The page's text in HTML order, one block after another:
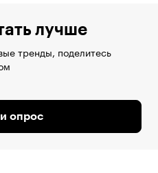
лучше
тренды, поделитесь
опрос